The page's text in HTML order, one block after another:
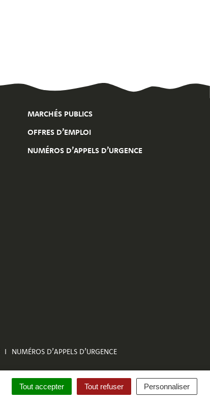
Tout accepter Tout refuser Personnaliser
MARCHÉS PUBLICS
OFFRES D’EMPLOI
NUMÉROS D’APPELS D’URGENCE
NUMÉROS D’APPELS D’URGENCE